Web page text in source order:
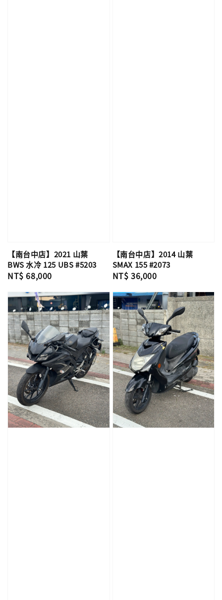
【南台中店】2021 山葉
BWS 水冷 125 UBS #5203
Regular
NT$ 68,000
【南台中店】2014 山葉
SMAX 155 #2073
Regular
NT$ 36,000